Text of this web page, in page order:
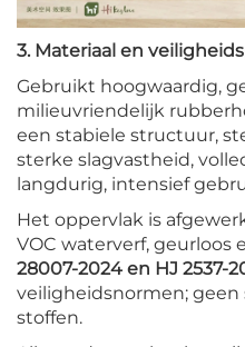
3. Materiaal en
Gebruikt hoogwaardig,
milieuvriendelijk
een stabiele structuur,
sterke slagvastheid,
langdurig, intensief
Het oppervlak is
VOC waterverf, geurloos
28007-2024 en HJ 2537-
veiligheidsnormen;
stoffen.